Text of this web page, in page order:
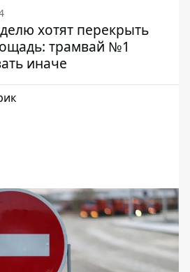
хотят перекрыть
трамвай №1
иначе